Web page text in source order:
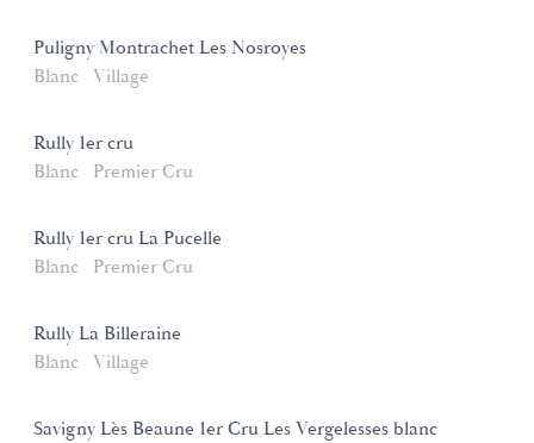
Puligny Montrachet Les Nosroyes
Blanc
Village
Rully 1er cru
Blanc
Premier Cru
Rully 1er cru La Pucelle
Blanc
Premier Cru
Rully La Billeraine
Blanc
Village
Savigny Lès Beaune 1er Cru Les Vergelesses blanc